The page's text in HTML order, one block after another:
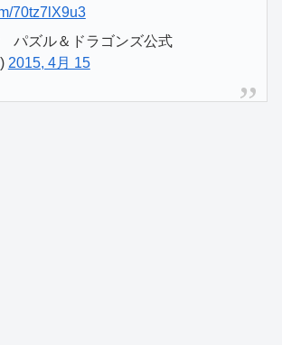
70tz7lX9u3
ズル＆ドラゴンズ公式
2015, 4月 15